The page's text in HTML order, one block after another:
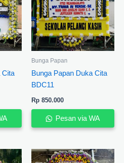
Cita
Bunga Papan
Bunga Papan Duka Cita
BDC11
Rp850.000
Pesan via WA